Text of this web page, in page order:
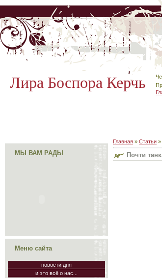
Лира Боспора Керчь
МЫ ВАМ РАДЫ
Меню сайта
новости дня
и это всё о нас...
Главная » Статьи »
Почти